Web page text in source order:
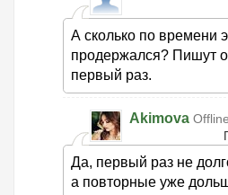
А сколько по времени
продержался? Пишут
первый раз.
Akimova Offline
Да, первый раз не
а повторные уже